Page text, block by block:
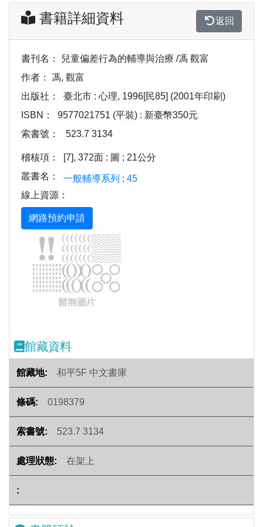
書籍詳細資料 返回
書刊名：
兒童偏差行為的輔導與治療 /馮 觀富
作者：
馮, 觀富
出版社：
臺北市 : 心理, 1996[民85] (2001年印刷)
ISBN：
9577021751 (平裝) : 新臺幣350元
索書號：
523.7 3134
稽核項：
[7], 372面 : 圖 ; 21公分
叢書名：
一般輔導系列 ; 45
線上資源：
Previous
館藏資料
和平5F 中文書庫
0198379
523.7 3134
在架上